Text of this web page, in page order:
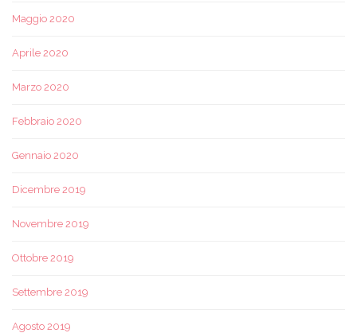
Maggio 2020
Aprile 2020
Marzo 2020
Febbraio 2020
Gennaio 2020
Dicembre 2019
Novembre 2019
Ottobre 2019
Settembre 2019
Agosto 2019